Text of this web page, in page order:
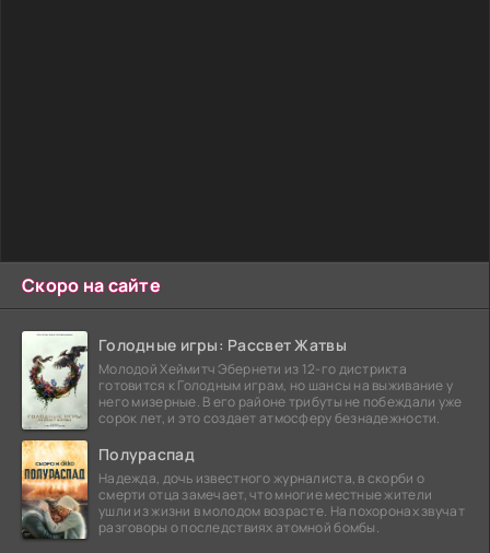
Скоро на сайте
Голодные игры: Рассвет Жатвы
Молодой Хеймитч Эбернети из 12-го дистрикта
готовится к Голодным играм, но шансы на выживание у
него мизерные. В его районе трибуты не побеждали уже
сорок лет, и это создает атмосферу безнадежности.
Полураспад
Надежда, дочь известного журналиста, в скорби о
смерти отца замечает, что многие местные жители
ушли из жизни в молодом возрасте. На похоронах звучат
разговоры о последствиях атомной бомбы.